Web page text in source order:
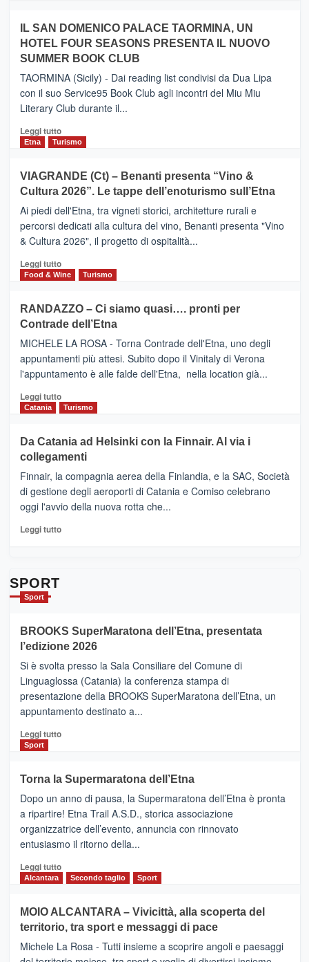
da
Neos
PIEDIMONTE
ETNEO
–
Meta
turistica
privilegiata
secondo
dati
di
Anche
la
Alcantara
nei
primi
nella
classifica
IL SAN DOMENICO PALACE TAORMINA, UN
HOTEL FOUR SEASONS PRESENTA IL NUOVO
SUMMER BOOK CLUB
TAORMINA (Sicily) - Dai reading list condivisi da Dua Lipa
con il suo Service95 Book Club agli incontri del Miu Miu
Literary Club durante il...
Leggi tuttoLeggi
di
IL
SAN
DOMENICO
PALACE
TAORMINA,
UN
HOTEL
FOUR
IL
NUOVO
SUMMER
CLUB
Etna Turismo
VIAGRANDE (Ct) – Benanti presenta “Vino &
Cultura 2026”. Le tappe dell’enoturismo sull’Etna
Ai piedi dell'Etna, tra vigneti storici, architetture rurali e
percorsi dedicati alla cultura del vino, Benanti presenta "Vino
& Cultura 2026", il progetto di ospitalità...
Leggi tuttoLeggi
di
VIAGRANDE
(Ct)
–
Benanti
presenta
“Vino
&
Cultura
tappe
dell’enoturismo
Food & Wine Turismo
RANDAZZO – Ci siamo quasi…. pronti per
Contrade dell’Etna
MICHELE LA ROSA - Torna Contrade dell'Etna, uno degli
appuntamenti più attesi. Subito dopo il Vinitaly di Verona
l'appuntamento è alle falde dell'Etna, nella location già...
Leggi tuttoLeggi
di
RANDAZZO
–
Ci
siamo
quasi….
pronti
per
Catania Turismo
Da Catania ad Helsinki con la Finnair. Al via i
collegamenti
Finnair, la compagnia aerea della Finlandia, e la SAC, Società
di gestione degli aeroporti di Catania e Comiso celebrano
oggi l'avvio della nuova rotta che...
Leggi tuttoLeggi
con
la
Al
via
i
collegamenti
SPORT
Sport
BROOKS SuperMaratona dell’Etna, presentata
l’edizione 2026
Si è svolta presso la Sala Consiliare del Comune di
Linguaglossa (Catania) la conferenza stampa di
presentazione della BROOKS SuperMaratona dell’Etna, un
appuntamento destinato a...
Leggi tuttoLeggi
BROOKS
SuperMaratona
dell’Etna,
presentata
l’edizione
2026
Sport
Torna la Supermaratona dell’Etna
Dopo un anno di pausa, la Supermaratona dell’Etna è pronta
a ripartire! Etna Trail A.S.D., storica associazione
organizzatrice dell’evento, annuncia con rinnovato
entusiasmo il ritorno della...
Leggi tuttoLeggi
Torna
la
Supermaratona
dell’Etna
Alcantara Secondo taglio Sport
MOIO ALCANTARA – Vivicittà, alla scoperta del
territorio, tra sport e messaggi di pace
Michele La Rosa - Tutti insieme a scoprire angoli e paesaggi